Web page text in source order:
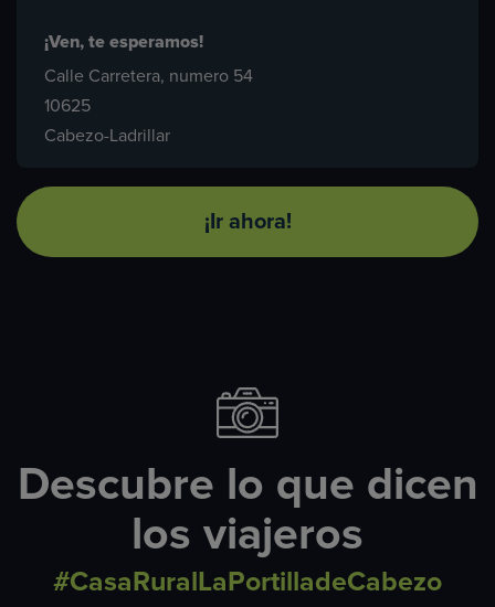
¡Ven, te esperamos!
Calle Carretera, numero 54
10625
Cabezo-Ladrillar
¡Ir ahora!
Descubre lo que dicen
los viajeros
#CasaRuralLaPortilladeCabezo